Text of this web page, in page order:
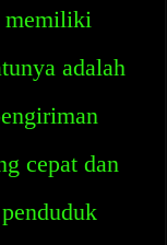
memiliki
adalah
cepat dan